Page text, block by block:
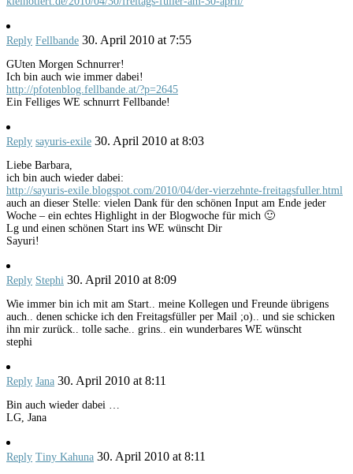
Reply Fellbande 30. April 2010 at 7:55
GUten Morgen Schnurrer!
Ich bin auch wie immer dabei!
http://pfotenblog.fellbande.at/?p=2645
Ein Felliges WE schnurrt Fellbande!
Reply sayuris-exile 30. April 2010 at 8:03
Liebe Barbara,
ich bin auch wieder dabei:
http://sayuris-exile.blogspot.com/2010/04/der-vierzehnte-freitagsfuller.html
auch an dieser Stelle: vielen Dank für den schönen Input am Ende jeder
Woche – ein echtes Highlight in der Blogwoche für mich 🙂
Lg und einen schönen Start ins WE wünscht Dir
Sayuri!
Reply Stephi 30. April 2010 at 8:09
Wie immer bin ich mit am Start.. meine Kollegen und Freunde übrigens
auch.. denen schicke ich den Freitagsfüller per Mail ;o).. und sie schicken
ihn mir zurück.. tolle sache.. grins.. ein wunderbares WE wünscht
stephi
Reply Jana 30. April 2010 at 8:11
Bin auch wieder dabei …
LG, Jana
Reply Tiny Kahuna 30. April 2010 at 8:11